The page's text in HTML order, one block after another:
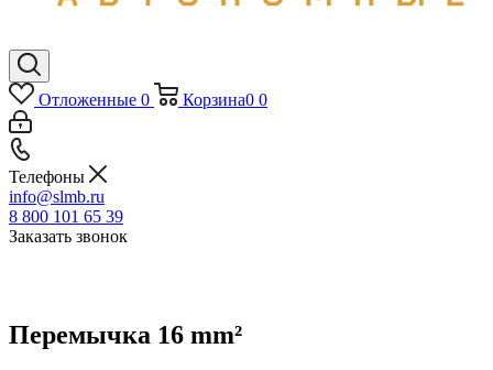
Отложенные 0 Корзина0 0
Телефоны
info@slmb.ru
8 800 101 65 39
Заказать звонок
Перемычка 16 mm²